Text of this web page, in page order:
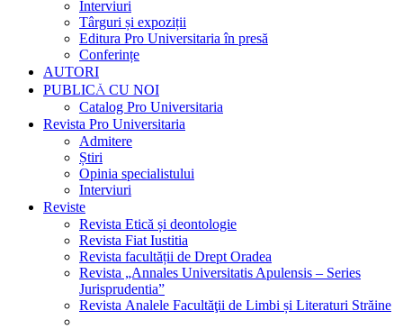
Interviuri
Târguri și expoziții
Editura Pro Universitaria în presă
Conferințe
AUTORI
PUBLICĂ CU NOI
Catalog Pro Universitaria
Revista Pro Universitaria
Admitere
Știri
Opinia specialistului
Interviuri
Reviste
Revista Etică și deontologie
Revista Fiat Iustitia
Revista facultății de Drept Oradea
Revista „Annales Universitatis Apulensis – Series
Jurisprudentia”
Revista Analele Facultăţii de Limbi și Literaturi Străine